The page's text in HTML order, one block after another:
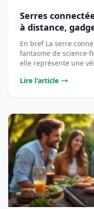
Serres
à distance,
En bref La serre
fantasme de science-
elle représente une
Lire l'article